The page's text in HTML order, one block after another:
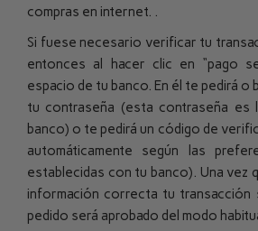
compras en internet. .
Si fuese necesario verificar tu
entonces al hacer clic en “pago
espacio de tu banco. En él te pedirá o
tu contraseña (esta contraseña es
banco) o te pedirá un código de
automáticamente según las
establecidas con tu banco). Una vez
información correcta tu transacción
pedido será aprobado del modo